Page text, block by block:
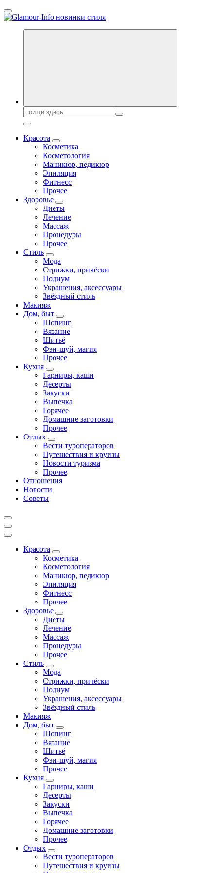
Перейти
к
Секреты молодости, красоты и долголетия. Гламурный журнал
Поиск:
Красота
Косметика
Косметология
Маникюр, педикюр
Эпиляция
Фитнесс
Прочее
Здоровье
Диеты
Лечение
Массаж
Процедуры
Прочее
Стиль
Мода
Стрижки, причёски
Подиум
Украшения, аксессуары
Звёздный стиль
Макияж
Дом, быт
Шопинг
Вязание
Шитьё
Фэн-шуй, магия
Прочее
Кухня
Гарниры, каши
Десерты
Закуски
Выпечка
Горячее
Домашние заготовки
Прочее
Отдых
Вести туроператоров
Путешествия и круизы
Новости туризма
Прочее
Отношения
Новости
Советы
Красота
Косметика
Косметология
Маникюр, педикюр
Эпиляция
Фитнесс
Прочее
Здоровье
Диеты
Лечение
Массаж
Процедуры
Прочее
Стиль
Мода
Стрижки, причёски
Подиум
Украшения, аксессуары
Звёздный стиль
Макияж
Дом, быт
Шопинг
Вязание
Шитьё
Фэн-шуй, магия
Прочее
Кухня
Гарниры, каши
Десерты
Закуски
Выпечка
Горячее
Домашние заготовки
Прочее
Отдых
Вести туроператоров
Путешествия и круизы